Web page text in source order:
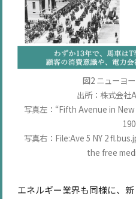
図2 ニューヨ
出所：株式会
写真左：“Fifth Avenue in
写真右：File:Ave 5 NY 2
the free
エネルギー業界も同様に、